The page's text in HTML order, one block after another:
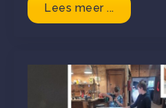
Lees meer ...